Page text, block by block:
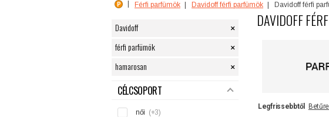
Férfi parfümök Davidoff férfi parfümök Davidoff férfi
Davidoff ×
férfi parfümök ×
hamarosan ×
SZŰRÉS
CÉLCSOPORT
női (+3)
DAVIDOFF
Legfrissebbtől